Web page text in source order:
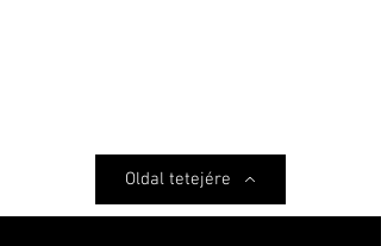
Oldal tetejére